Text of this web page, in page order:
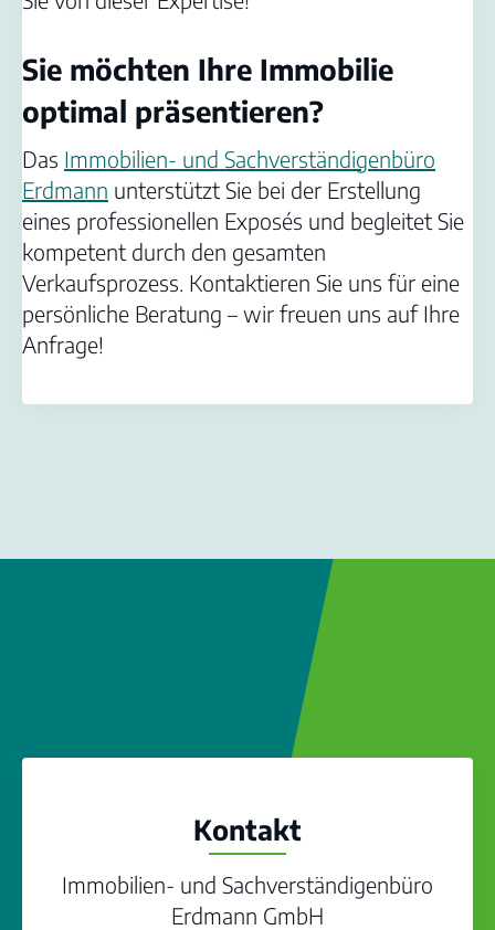
Sie möchten Ihre Immobilie
optimal präsentieren?
Das Immobilien- und Sachverständigenbüro
Erdmann unterstützt Sie bei der Erstellung
eines professionellen Exposés und begleitet Sie
kompetent durch den gesamten
Verkaufsprozess. Kontaktieren Sie uns für eine
persönliche Beratung – wir freuen uns auf Ihre
Anfrage!
Kontakt
Immobilien- und Sachverständigenbüro
Erdmann GmbH